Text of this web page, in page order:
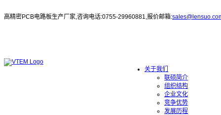
高精密PCB电路板生产厂家,咨询电话:0755-29960881,报价邮箱:
关于我们
联硕简介
组织结构
企业文化
竞争优势
发展历程